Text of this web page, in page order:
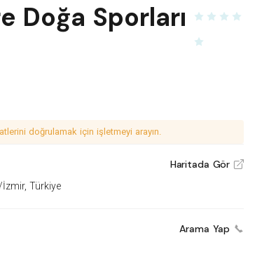
Doğa Sporları
doğrulamak için işletmeyi arayın.
Haritada Gör V
Türkiye
Arama Yap